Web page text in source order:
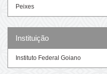
Peixes
Instituição
Instituto Federal Goiano